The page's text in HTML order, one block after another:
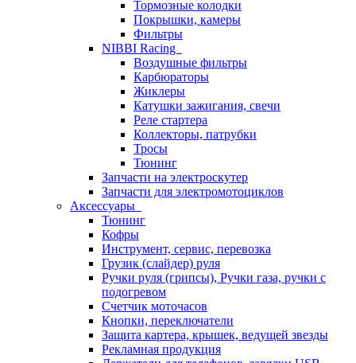
Тормозные колодки
Покрышки, камеры
Фильтры
NIBBI Racing
Воздушные фильтры
Карбюраторы
Жиклеры
Катушки зажигания, свечи
Реле стартера
Коллекторы, патрубки
Тросы
Тюнинг
Запчасти на электроскутер
Запчасти для электромотоциклов
Аксессуары
Тюнинг
Кофры
Инструмент, сервис, перевозка
Грузик (слайдер) руля
Ручки руля (грипсы), Ручки газа, ручки с
подогревом
Счетчик моточасов
Кнопки, переключатели
Защита картера, крышек, ведущей звезды
Рекламная продукция